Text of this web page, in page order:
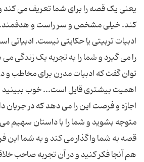
یعنی یک قصه را برای شما تعریف می
کند. خیلی مشخص و سر راست و هدفمند.
ادبیات تربیتی یا حکایتی نیست.
را می گیرد و شما را به تجربه یک زندگی
توان گفت که ادبیات مدرن برای مخاطب و
اهمیت بیشتری قایل است... خوب ببینید
اجازه و فرصت این را می دهد که در جریان
متوجه بشوید و شما را با داستان سهیم
قصه به شما واگذار می کند و به شما
هم آنجا فکر کنید و در آن تجربه صاحب